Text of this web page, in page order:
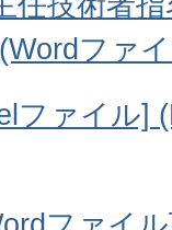
ファ
ファイル]